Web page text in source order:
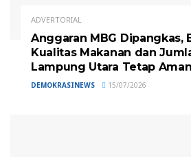
ADVERTORIAL
Anggaran MBG Dipangkas,
Kualitas Makanan dan
Lampung Utara Tetap Aman
DEMOKRASINEWS 15/07/2026